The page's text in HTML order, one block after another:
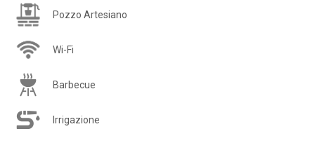
Pozzo Artesiano
Wi-Fi
Barbecue
Irrigazione